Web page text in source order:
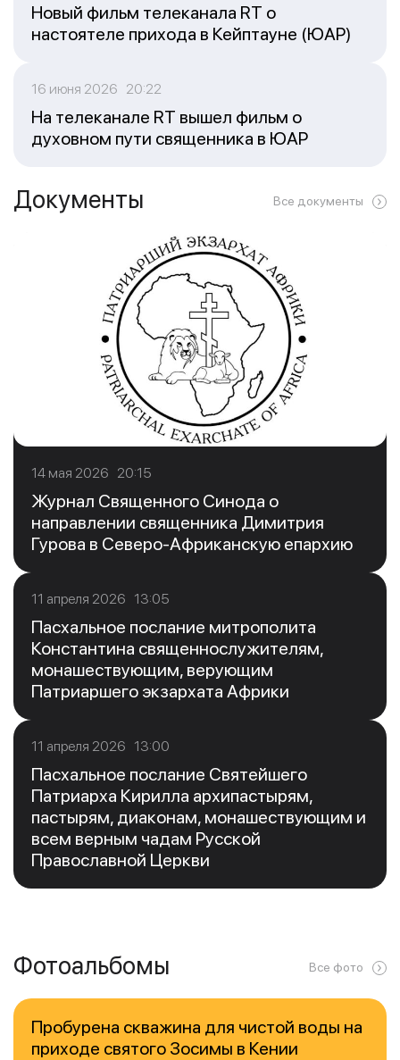
Новый фильм телеканала RT о
настоятеле прихода в Кейптауне (ЮАР)
16 июня 2026 20:22
На телеканале RT вышел фильм о
духовном пути священника в ЮАР
Документы Все документы
14 мая 2026 20:15
Журнал Священного Синода о
направлении священника Димитрия
Гурова в Северо-Африканскую епархию
11 апреля 2026 13:05
Пасхальное послание митрополита
Константина священнослужителям,
монашествующим, верующим
Патриаршего экзархата Африки
11 апреля 2026 13:00
Пасхальное послание Святейшего
Патриарха Кирилла архипастырям,
пастырям, диаконам, монашествующим и
всем верным чадам Русской
Православной Церкви
Фотоальбомы Все фото
Пробурена скважина для чистой воды на
приходе святого Зосимы в Кении